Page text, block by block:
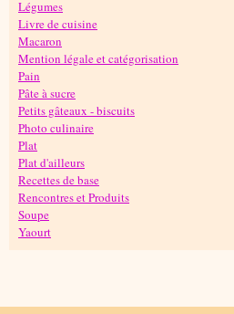
Légumes
Livre de cuisine
Macaron
Mention légale et catégorisation
Pain
Pâte à sucre
Petits gâteaux - biscuits
Photo culinaire
Plat
Plat d'ailleurs
Recettes de base
Rencontres et Produits
Soupe
Yaourt